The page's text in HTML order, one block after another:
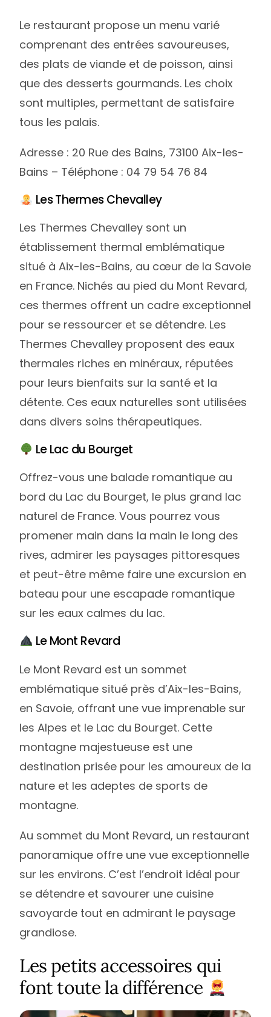
Le restaurant propose un menu varié
comprenant des entrées savoureuses,
des plats de viande et de poisson, ainsi
que des desserts gourmands. Les choix
sont multiples, permettant de satisfaire
tous les palais.
Adresse : 20 Rue des Bains, 73100 Aix-les-
Bains – Téléphone : 04 79 54 76 84
Les Thermes Chevalley
Les Thermes Chevalley sont un
établissement thermal emblématique
situé à Aix-les-Bains, au cœur de la Savoie
en France. Nichés au pied du Mont Revard,
ces thermes offrent un cadre exceptionnel
pour se ressourcer et se détendre. Les
Thermes Chevalley proposent des eaux
thermales riches en minéraux, réputées
pour leurs bienfaits sur la santé et la
détente. Ces eaux naturelles sont utilisées
dans divers soins thérapeutiques.
Le Lac du Bourget
Offrez-vous une balade romantique au
bord du Lac du Bourget, le plus grand lac
naturel de France. Vous pourrez vous
promener main dans la main le long des
rives, admirer les paysages pittoresques
et peut-être même faire une excursion en
bateau pour une escapade romantique
sur les eaux calmes du lac.
Le Mont Revard
Le Mont Revard est un sommet
emblématique situé près d’Aix-les-Bains,
en Savoie, offrant une vue imprenable sur
les Alpes et le Lac du Bourget. Cette
montagne majestueuse est une
destination prisée pour les amoureux de la
nature et les adeptes de sports de
montagne.
Au sommet du Mont Revard, un restaurant
panoramique offre une vue exceptionnelle
sur les environs. C’est l’endroit idéal pour
se détendre et savourer une cuisine
savoyarde tout en admirant le paysage
grandiose.
Les petits accessoires qui
font toute la différence